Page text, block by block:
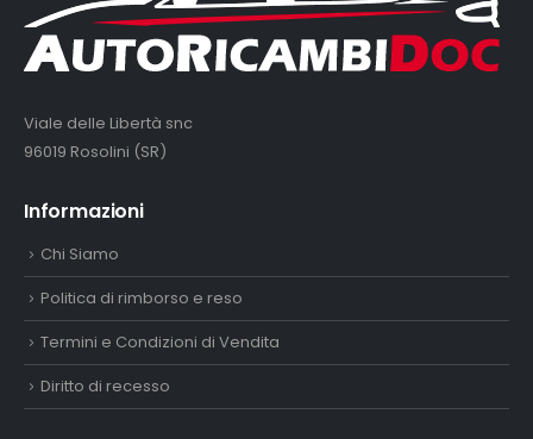
Viale delle Libertà snc
96019 Rosolini (SR)
Informazioni
Chi Siamo
Politica di rimborso e reso
Termini e Condizioni di Vendita
Diritto di recesso